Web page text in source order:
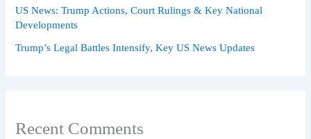
US News: Trump Actions, Court Rulings & Key National
Developments
Trump’s Legal Battles Intensify, Key US News Updates
Recent Comments